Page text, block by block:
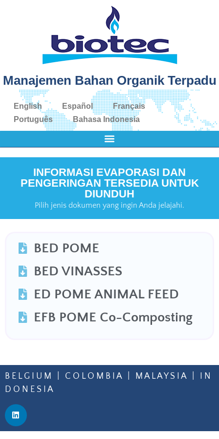
Manajemen Bahan Organik Terpadu
English Español
Français
Português
Bahasa Indonesia
INFORMASI EVAPORASI DAN
PENGERINGAN TERSEDIA UNTUK
DIUNDUH
Pilih jenis dokumen yang ingin Anda jelajahi.
BED POME
BED VINASSES
ED POME ANIMAL FEED
EFB POME Co-Composting
B E L G I U M | C O L O M B I A | M A L A Y S I A | I N
D O N E S I A